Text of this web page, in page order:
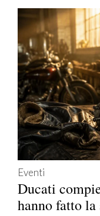
Eventi
Ducati
hanno fatto